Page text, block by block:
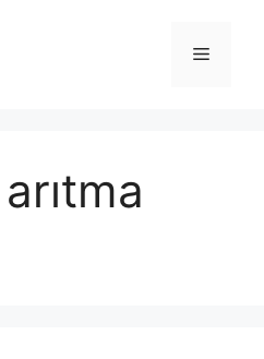
Menü